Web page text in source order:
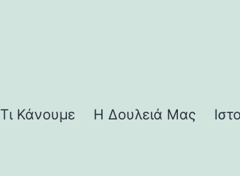
Τι Κάνουμε Η Δουλειά Μας